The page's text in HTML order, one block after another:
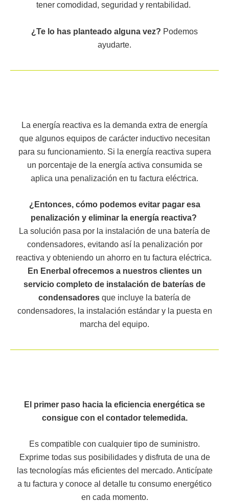
tener comodidad, seguridad y rentabilidad.
¿Te lo has planteado alguna vez? Podemos
ayudarte.
La energía reactiva es la demanda extra de energía
que algunos equipos de carácter inductivo necesitan
para su funcionamiento. Si la energía reactiva supera
un porcentaje de la energía activa consumida se
aplica una penalización en tu factura eléctrica.
¿ Entonces, cómo podemos evitar pagar esa
penalización y eliminar la energía reactiva?
La solución pasa por la instalación de una batería de
condensadores, evitando así la penalización por
reactiva y obteniendo un ahorro en tu factura eléctrica.
En Enerbal ofrecemos a nuestros clientes un
servicio completo de instalación de baterías de
condensadores que incluye la batería de
condensadores, la instalación estándar y la puesta en
marcha del equipo.
El primer paso hacia la eficiencia energética se
consigue con el contador telemedida.
Es compatible con cualquier tipo de suministro.
Exprime todas sus posibilidades y disfruta de una de
las tecnologías más eficientes del mercado. Anticípate
a tu factura y conoce al detalle tu consumo energético
en cada momento.